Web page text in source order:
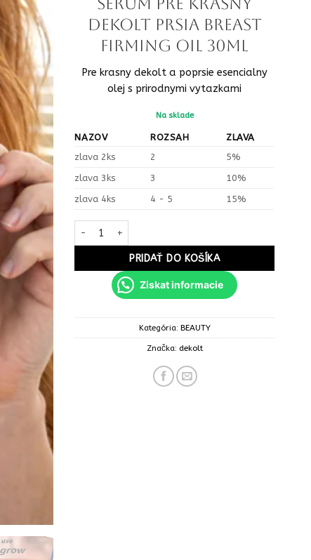
dekolt prsia breast
firming oil 30ml
Pre krasny dekolt a poprsie esencialny
olej s prirodnymi vytazkami
Na sklade
NAZOV ROZSAH
ZLAVA
zlava 2ks
2
5%
zlava 3ks
3
10%
zlava 4ks
4 - 5 15%
PRIDAŤ DO KOŠÍKA
Ziskat informacie
Kategória: BEAUTY
Značka: dekolt